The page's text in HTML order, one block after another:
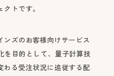
トです。
ンズのお客様向けサービス
を目的として、量子計算技
わる受注状況に追従する配